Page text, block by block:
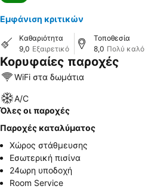
Εμφάνιση κριτικών
Καθαριότητα
9,0 Εξαιρετικό
Τοποθεσία
8,0 Πολύ καλό
Κορυφαίες παροχές
WiFi στα δωμάτια
A/C
Όλες οι παροχές
Παροχές καταλύματος
Χώρος στάθμευσης
Εσωτερική πισίνα
24ωρη υποδοχή
Room Service